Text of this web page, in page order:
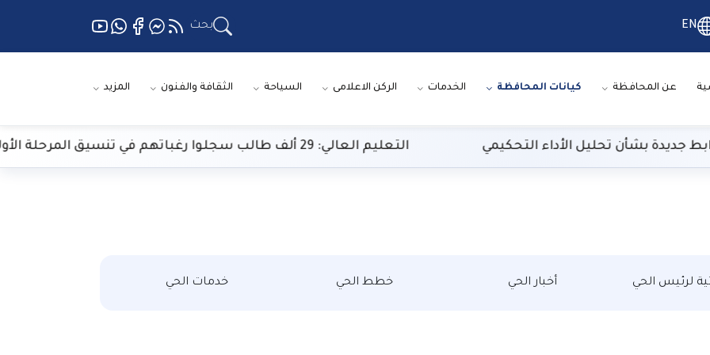
EN بحث
عن المحافظة كيانات المحافظة الخدمات الركن الاعلامى السياحة الثقافة والفنون المزيد
بشأن تحليل الأداء التحكيمي التعليم العالي: 29 ألف طالب سجلوا رغباتهم في تنسيق المرحلة الأولى
لرئيس الحي أخبار الحي خطط الحي خدمات الحي